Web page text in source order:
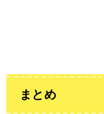
まとめ